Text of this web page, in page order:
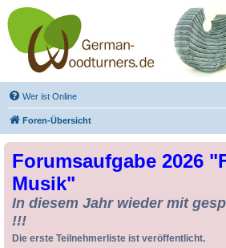
Drechseln und
Kunsthandwerk -
German-Woodturners
*Forum Sauerland*
Der Treffpunkt für Drechsler und Freunde des
Wer ist Online
Foren-Übersicht
Forumsaufgabe 2026
Musik"
In diesem Jahr wieder mit
!!!
Die erste Teilnehmerliste ist veröffentlicht.